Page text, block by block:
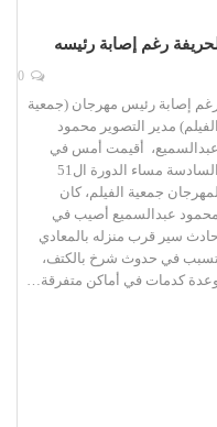
رغم إصابة رئيسه
إصابة رئيس مهرجان (جمعية
الفيلم) مدير التصوير محمود
عبدالسميع، أقيمت أمس في
السادسة مساء الدورة ال51
لمهرجان جمعية الفيلم، كان
محمود عبدالسميع أصيب في
حادث سير قرب منزله بالمعادي
تسبب في حدوث شرخ بالكتف،
كدمات في أماكن متفرقة…